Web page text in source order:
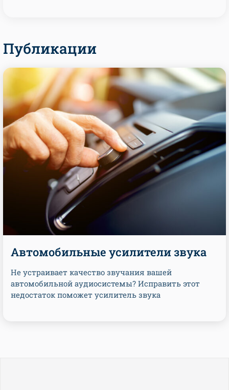
Публикации
Автомобильные усилители звука
Не устраивает качество звучания вашей
автомобильной аудиосистемы? Исправить этот
недостаток поможет усилитель звука